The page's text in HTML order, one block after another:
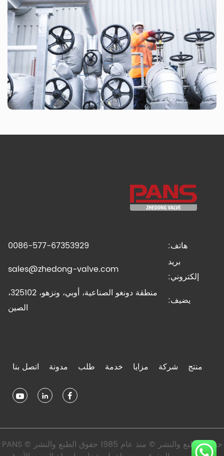
هاتف:
0086-577-67353929
بريد
إلكتروني:
sales@zhedong-valve.com
يضيف:
منطقة دونغو الصناعية، أوبي، ونزهو، 325102،
الصين
منتج شركة مزايا خدمة طلب مدونة اتصل بنا
حقوق الطبع والنشر © منذ عام 1985 حقوق الطبع والنشر © PANS